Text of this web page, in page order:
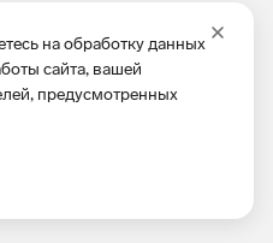
на обработку данных
сайта, вашей
предусмотренных